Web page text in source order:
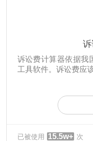
诉讼费计算器依据我
工具软件。诉讼费应
已被使用 15.5w+ 次